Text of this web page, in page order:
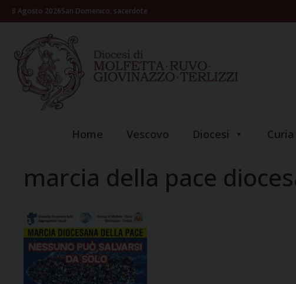
Skip8 Agosto 2026San Domenico, sacerdote
Home Vescovo Diocesi Curia
marcia della pace